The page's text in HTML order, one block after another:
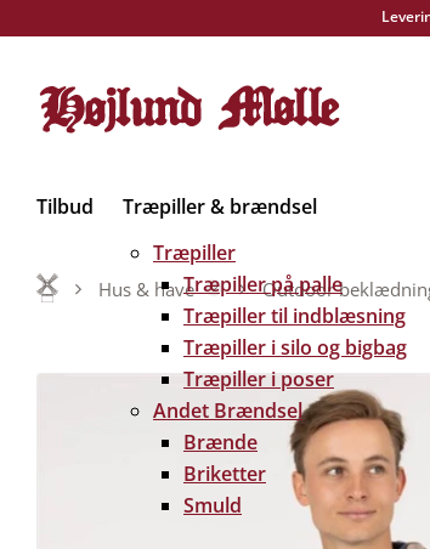
Tilbud
Træpiller & brændsel
Træpiller
Træpiller på palle
Træpiller til indblæsning
Træpiller i silo og bigbag
Træpiller i poser
Andet Brændsel
Brænde
Briketter
Smuld
Hus & have Outdoor